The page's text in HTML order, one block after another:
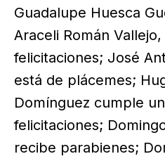
Guadalupe Huesca
Araceli Román
felicitaciones; José
está de plácemes;
Domínguez cumple
felicitaciones;
recibe parabienes;